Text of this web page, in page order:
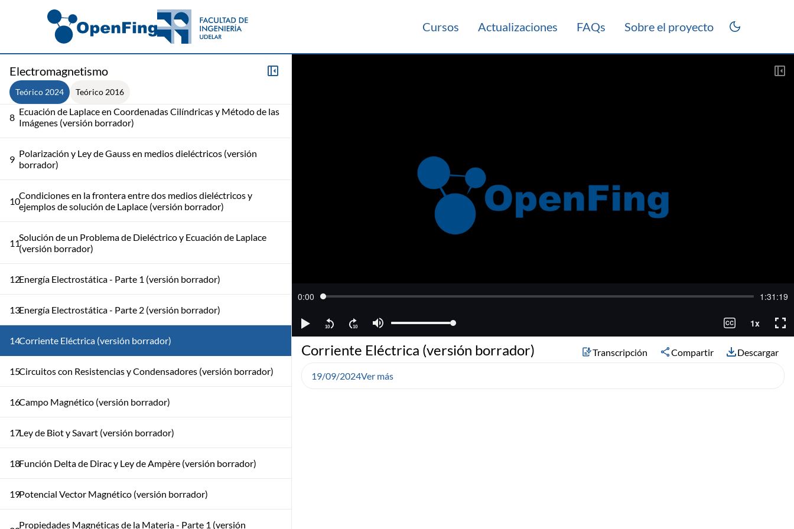
Cursos Actualizaciones FAQs Sobre el proyecto
Electromagnetismo
Teórico 2024 Teórico 2016
Ecuación de Poisson y Laplace (versión borrador)
Ecuación Laplace en Varias Coordenadas (versión borrador)
7 Método de Separación de Variables para Coordenadas Esféricas
(versión borrador)
8 Ecuación de Laplace en Coordenadas Cilíndricas y Método de las
Imágenes (versión borrador)
9 Polarización y Ley de Gauss en medios dieléctricos (versión
borrador)
10Condiciones en la frontera entre dos medios dieléctricos y
ejemplos de solución de Laplace (versión borrador)
11Solución de un Problema de Dieléctrico y Ecuación de Laplace
(versión borrador)
12Energía Electrostática - Parte 1 (versión borrador)
13Energía Electrostática - Parte 2 (versión borrador)
14Corriente Eléctrica (versión borrador)
15Circuitos con Resistencias y Condensadores (versión borrador)
16Campo Magnético (versión borrador)
17Ley de Biot y Savart (versión borrador)
18Función Delta de Dirac y Ley de Ampère (versión borrador)
19Potencial Vector Magnético (versión borrador)
Propiedades Magnéticas de la Materia - Parte 1 (versión
Corriente Eléctrica (versión borrador) Transcripción Compartir Descargar
19/09/2024Ver más